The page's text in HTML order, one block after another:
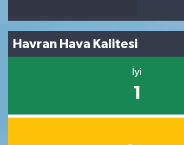
Havran Hava Kalitesi
İyi
1